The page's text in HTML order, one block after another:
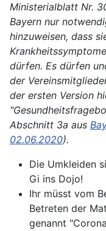
Ministerialblatt Nr.
Bayern nur
hinzuweisen, dass
dürfen. Es dürfen
der
der ersten Version
Abschnitt 3a aus
02.06.2020).
Die Umkleiden
Gi ins Dojo!
Ihr müsst vom
Betreten der
genannt